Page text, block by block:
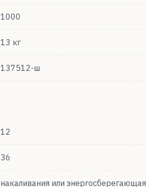
1000
13 кг
137512-ш
12
36
накаливания или энергосберегающая